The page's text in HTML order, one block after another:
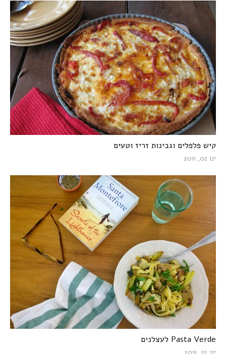
קיש פלפלים וגבינות זריז וטעים
ינו 02, 2011
Pasta Verde לעצלנים